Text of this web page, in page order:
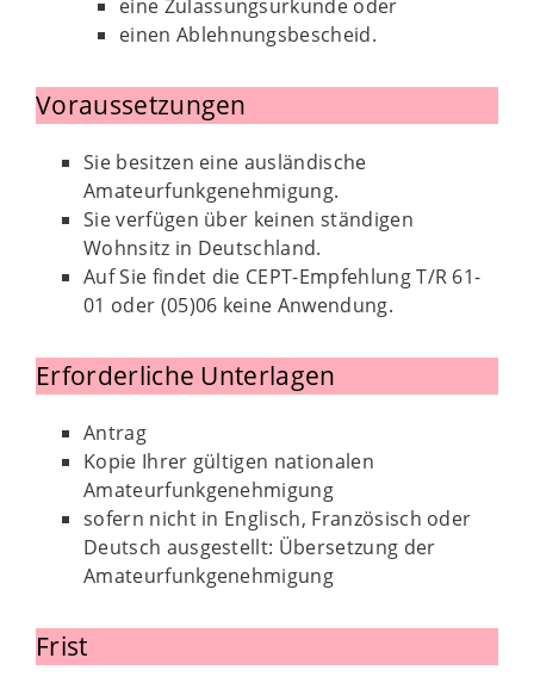
eine Zulassungsurkunde oder
einen Ablehnungsbescheid.
Voraussetzungen
Sie besitzen eine ausländische
Amateurfunkgenehmigung.
Sie verfügen über keinen ständigen
Wohnsitz in Deutschland.
Auf Sie findet die CEPT-Empfehlung T/R 61-
01 oder (05)06 keine Anwendung.
Erforderliche Unterlagen
Antrag
Kopie Ihrer gültigen nationalen
Amateurfunkgenehmigung
sofern nicht in Englisch, Französisch oder
Deutsch ausgestellt: Übersetzung der
Amateurfunkgenehmigung
Frist